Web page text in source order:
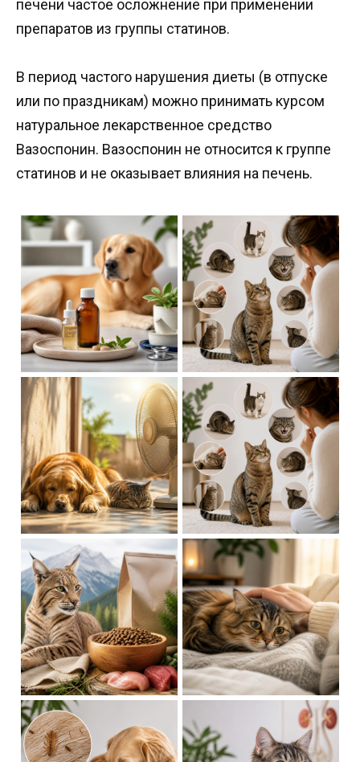
печени частое осложнение при применении
препаратов из группы статинов.
В период частого нарушения диеты (в отпуске
или по праздникам) можно принимать курсом
натуральное лекарственное средство
Вазоспонин. Вазоспонин не относится к группе
статинов и не оказывает влияния на печень.